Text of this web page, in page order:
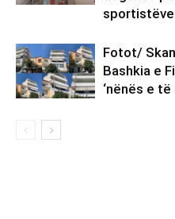
Fotot/
Bashkia e
‘nënës e të